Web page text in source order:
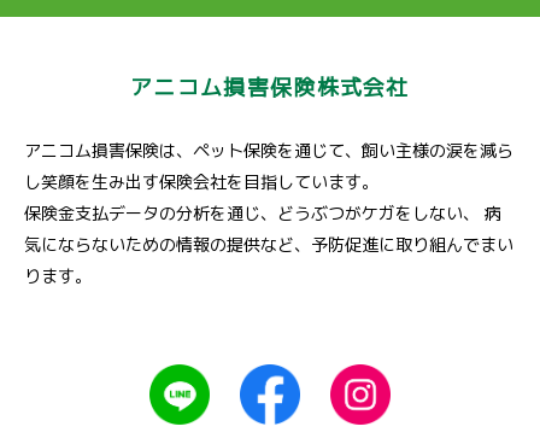
アニコム損害保険株式会社
アニコム損害保険は、ペット保険を通じて、飼い主様の涙を減ら
し笑顔を生み出す保険会社を目指しています。
保険金支払データの分析を通じ、どうぶつがケガをしない、 病
気にならないための情報の提供など、予防促進に取り組んでまい
ります。